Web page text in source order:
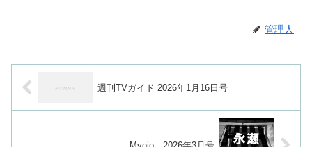
管理人
週刊TVガイド 2026年1月16日号